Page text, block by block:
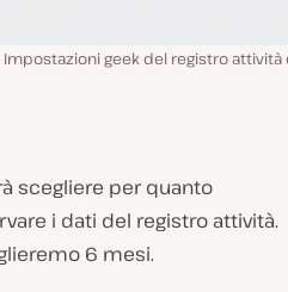
Impostazioni geek del registro attività
scegliere per quanto
i dati del registro attività.
6 mesi.